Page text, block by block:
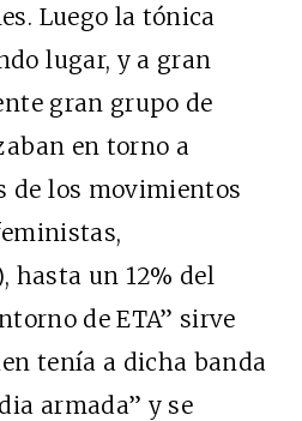
Luego la tónica
lugar, y a gran
gran grupo de
en torno a
de los movimientos
un 12% del
de ETA” sirve
tenía a dicha banda
armada” y se